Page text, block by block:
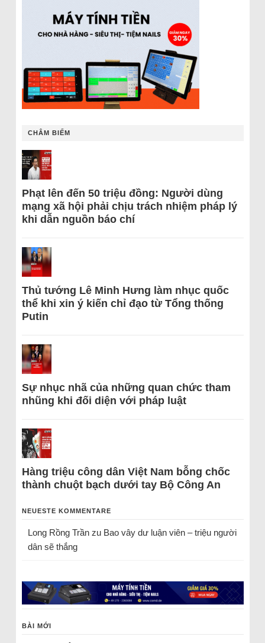
CHÂM BIẾM
Phạt lên đến 50 triệu đồng: Người dùng
mạng xã hội phải chịu trách nhiệm pháp lý
khi dẫn nguồn báo chí
Thủ tướng Lê Minh Hưng làm nhục quốc
thể khi xin ý kiến chỉ đạo từ Tổng thống
Putin
Sự nhục nhã của những quan chức tham
nhũng khi đối diện với pháp luật
Hàng triệu công dân Việt Nam bỗng chốc
thành chuột bạch dưới tay Bộ Công An
NEUESTE KOMMENTARE
Long Rồng Trầnzu Bao vây dư luận viên – triệu người
dân sẽ thắng
BÀI MỚI